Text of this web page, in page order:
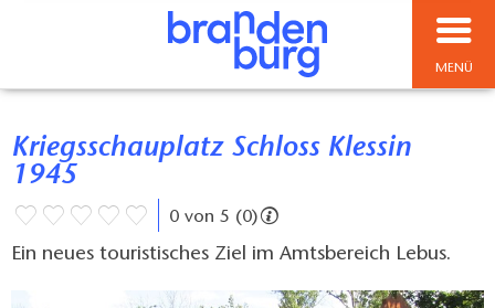
MENÜ
Kriegsschauplatz Schloss Klessin
1945
0 von 5 (0)
Ein neues touristisches Ziel im Amtsbereich Lebus.